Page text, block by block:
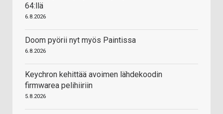
64:llä
6.8.2026
Doom pyörii nyt myös Paintissa
6.8.2026
Keychron kehittää avoimen lähdekoodin
firmwarea pelihiiriin
5.8.2026